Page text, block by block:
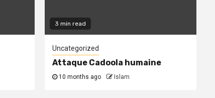
3 min read
Uncategorized
Attaque Cadoola humaine
10 months ago Islam